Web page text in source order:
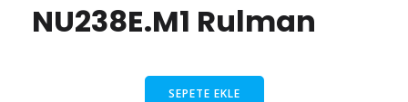
NU238E.M1 Rulman
SEPETE EKLE